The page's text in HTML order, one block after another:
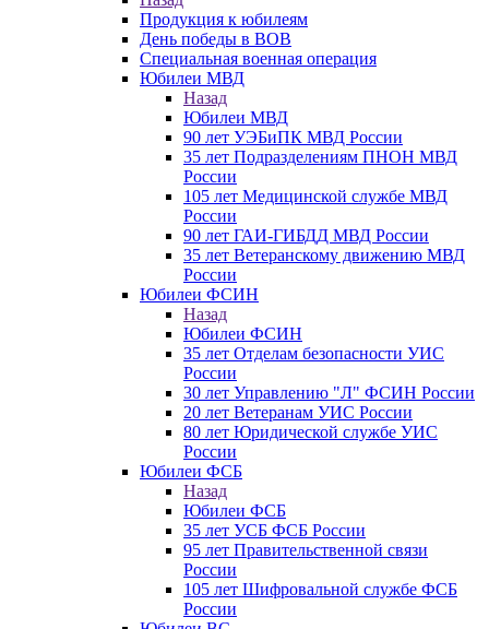
Продукция к юбилеям
День победы в ВОВ
Специальная военная операция
Юбилеи МВД
Назад
Юбилеи МВД
90 лет УЭБиПК МВД России
35 лет Подразделениям ПНОН МВД
России
105 лет Медицинской службе МВД
России
90 лет ГАИ-ГИБДД МВД России
35 лет Ветеранскому движению МВД
России
Юбилеи ФСИН
Назад
Юбилеи ФСИН
35 лет Отделам безопасности УИС
России
30 лет Управлению "Л" ФСИН России
20 лет Ветеранам УИС России
80 лет Юридической службе УИС
России
Юбилеи ФСБ
Назад
Юбилеи ФСБ
35 лет УСБ ФСБ России
95 лет Правительственной связи
России
105 лет Шифровальной службе ФСБ
России